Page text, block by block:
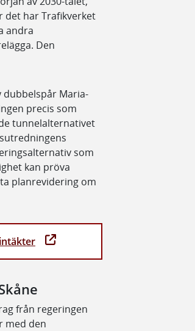
det har Trafikverket
andra
Den
dubbelspår Maria-
precis som
tunnelalternativet
som
kan pröva
planrevidering om
från regeringen
med den